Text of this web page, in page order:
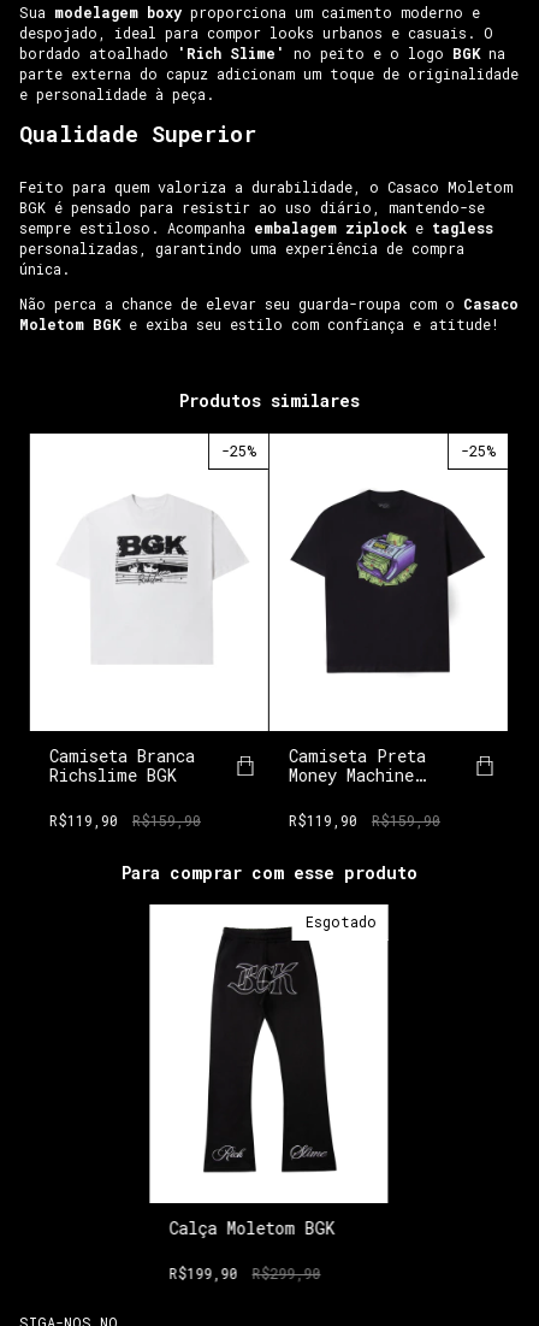
Sua modelagem boxy proporciona um caimento moderno e
despojado, ideal para compor looks urbanos e casuais. O
bordado atoalhado
'Rich Slime' no peito e o logo BGKna
parte externa do capuz adicionam um toque de originalidade
e personalidade à peça.
Qualidade Superior
Feito para quem valoriza a durabilidade, o Casaco Moletom
BGK é pensado para resistir ao uso diário, mantendo-se
sempre estiloso. Acompanha embalagem ziplock e tagless
personalizadas, garantindo uma experiência de compra
única.
Não perca a chance de elevar seu guarda-roupa com o Casaco
Moletom BGKe exiba seu estilo com confiança e atitude!
Produtos similares
-25%
Camiseta Branca
Richslime BGK
R$119,90 R$159,90
-25%
Camiseta Preta
Money Machine
R$119,90 R$159,90
Para comprar com esse produto
Esgotado
Calça Moletom BGK
R$199,90 R$299,90